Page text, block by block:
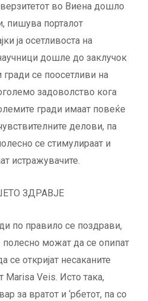
во Виена дошло
пишува порталот
ја осетливоста на
дошле до заклучок
се поосетливи на
задоволство кога
гради имаат повеќе
делови, па
се стимулираат и
истражувачите.
ЗДРАВЈЕ
по правило се поздрави,
можат да се опипат
се откријат несаканите
Marisa Veis. Исто така,
за вратот и ‘рбетот, па со